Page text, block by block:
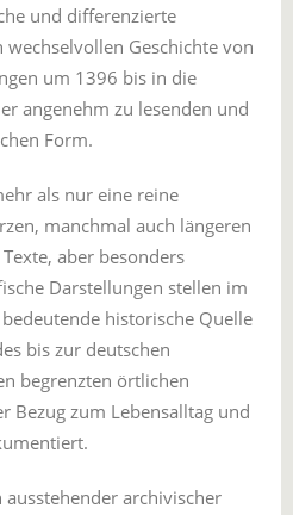
und differenzierte
Geschichte von
um 1396 bis in die
angenehm zu lesenden und
Form.
als nur eine reine
manchmal auch längeren
aber besonders
Darstellungen stellen im
historische Quelle
bis zur deutschen
begrenzten örtlichen
Bezug zum Lebensalltag und
archivischer